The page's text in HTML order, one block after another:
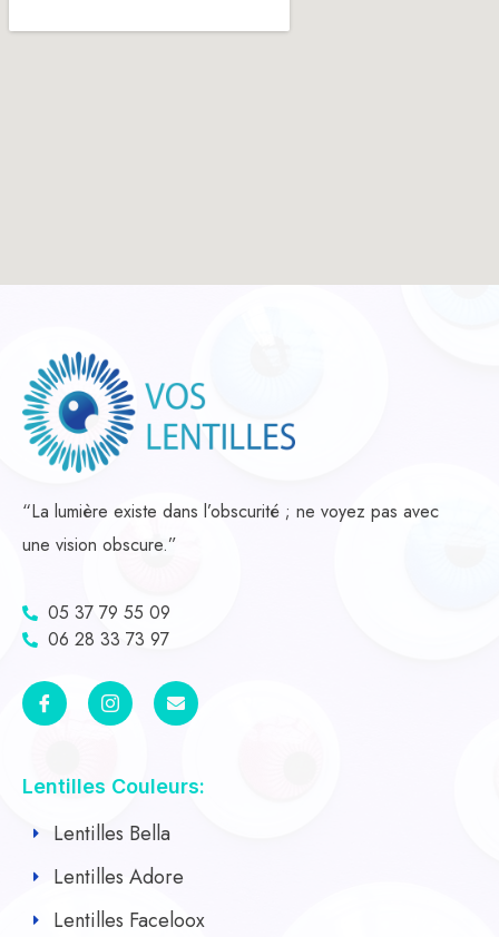
“La lumière existe dans l’obscurité ; ne voyez pas avec
une vision obscure.”
05 37 79 55 09
06 28 33 73 97
Lentilles Couleurs:
Lentilles Bella
Lentilles Adore
Lentilles Faceloox